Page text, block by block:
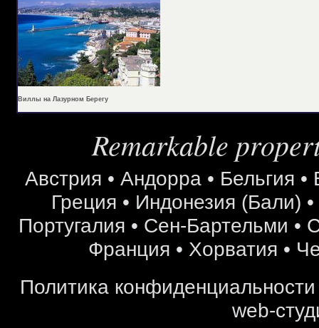
Виллы на Лазурном Берегу
Remarkable
Австрия • Андорра • Бельгия •
Греция • Индонезия (Бали) •
Португалия • Сен-Бартельми •
Франция • Хорватия •
Политика конфиденциальности
web-